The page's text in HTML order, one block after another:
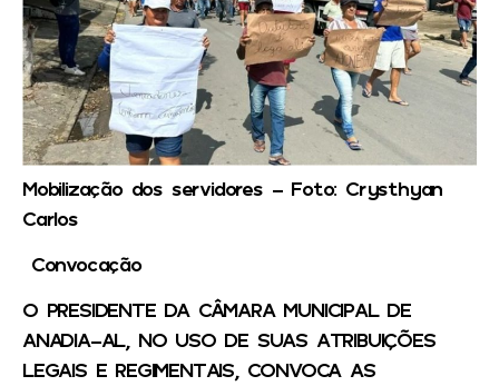
Mobilização dos servidores – Foto: Crysthyan
Carlos
Convocação
O PRESIDENTE DA CÂMARA MUNICIPAL DE
ANADIA-AL, NO USO DE SUAS ATRIBUIÇÕES
LEGAIS E REGIMENTAIS, CONVOCA AS